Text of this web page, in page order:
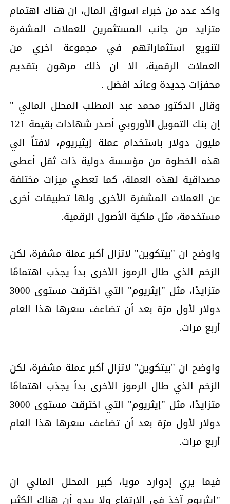
واكد عدد من خبراء اسواق المال، ان هناك اهتمام
متزايد من جانب المستثمرين للعملات المشفرة
لتنويع استثماراتهم في مجموعة اخري من
العملات الرقمية، الا ان ذلك مرهون بتقديم
محفزات جديدة وعائد افضل .
وقال الدكتور محمد عبد المطلب المحلل المالي "
إن بنك التمويل الأوروبي أصدر شهادات بقيمة 121
مليون دولار باستخدام عملة إيثيريوم، لافتاً الي
هذه الخطوة من مؤسسة دولية ذات ثقل أعطى
مصداقية لهذه العملة، كما تعطي ميزات مختلفة
عن العملات المشفرة الأخرى ولها تطبيقات أخرى
مستخدمة، مثل ملكية الأصول الرقمية.
واوضح ان "بيتكوين" لاتزال أكبر عملة مشفرة، لكن
الزخم الذي طال الرموز الأخرى بدأ يجذب اهتمامًا
متزايدًا، مثل "إيثريوم" التي اخترقت مستوى 3000
دولار لأول مرّة بعد أن تضاعف سعرها هذا العام
أربع مرات.
واوضح ان "بيتكوين" لاتزال أكبر عملة مشفرة، لكن
الزخم الذي طال الرموز الأخرى بدأ يجذب اهتمامًا
متزايدًا، مثل "إيثريوم" التي اخترقت مستوى 3000
دولار لأول مرّة بعد أن تضاعف سعرها هذا العام
أربع مرات.
فيما يري إدوارد مويا، كبير المحلل المالي ان
"إيثريوم آخذ في الارتفاع ولا يبدو أن هناك الكثير